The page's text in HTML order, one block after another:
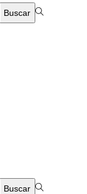
Buscar
Buscar